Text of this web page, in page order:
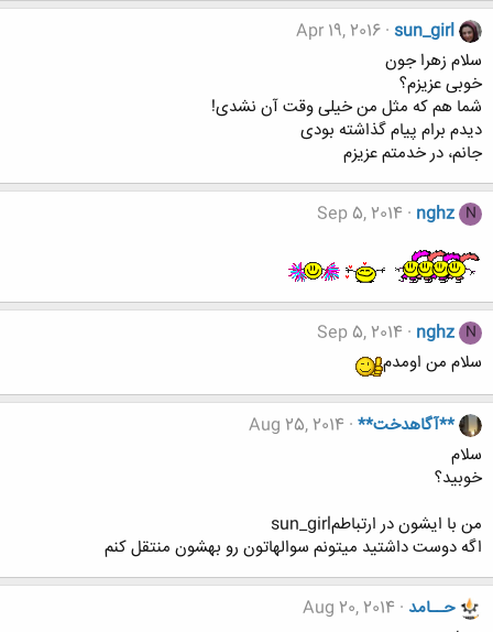
sun_girl
Apr 19, 2016
سلام زهرا جون
خوبی عزیزم؟
شما هم که مثل من خیلی وقت آن نشدی!
دیدم برام پیام گذاشته بودی
جانم، در خدمتم عزیزم
N
nghz
Sep 5, 2014
N
nghz
Sep 5, 2014
سلام من اومدم
**آگاهدخت** Aug 25, 2014
سلام
خوبید؟
من با ایشون در ارتباطمsun_girl
اگه دوست داشتید میتونم سوالهاتون رو بهشون منتقل کنم
حــامد Aug 20, 2014